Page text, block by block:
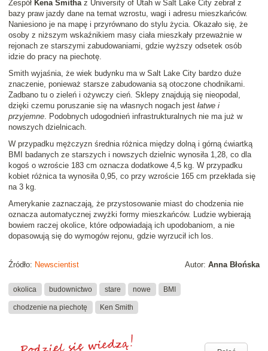
Zespół Kena Smithaz University of Utah w Salt Lake City zebrał z
bazy praw jazdy dane na temat wzrostu, wagi i adresu mieszkańców.
Naniesiono je na mapę i przyrównano do stylu życia. Okazało się, że
osoby z niższym wskaźnikiem masy ciała mieszkały przeważnie w
rejonach ze starszymi zabudowaniami, gdzie wyższy odsetek osób
idzie do pracy na piechotę.
Smith wyjaśnia, że wiek budynku ma w Salt Lake City bardzo duże
znaczenie, ponieważ starsze zabudowania są otoczone chodnikami.
Zadbano tu o zieleń i ożywczy cień. Sklepy znajdują się nieopodal,
dzięki czemu poruszanie się na własnych nogach jest łatwe i
przyjemne. Podobnych udogodnień infrastrukturalnych nie ma już w
nowszych dzielnicach.
W przypadku mężczyzn średnia różnica między dolną i górną ćwiartką
BMI badanych ze starszych i nowszych dzielnic wynosiła 1,28, co dla
kogoś o wzroście 183 cm oznacza dodatkowe 4,5 kg. W przypadku
kobiet różnica ta wynosiła 0,95, co przy wzroście 165 cm przekłada się
na 3 kg.
Amerykanie zaznaczają, że przystosowanie miast do chodzenia nie
oznacza automatycznej zwyżki formy mieszkańców. Ludzie wybierają
bowiem raczej okolice, które odpowiadają ich upodobaniom, a nie
dopasowują się do wymogów rejonu, gdzie wyrzucił ich los.
Autor: Anna Błońska
Źródło: Newscientist
okolica budownictwo stare nowe BMI
chodzenie na piechotę Ken Smith